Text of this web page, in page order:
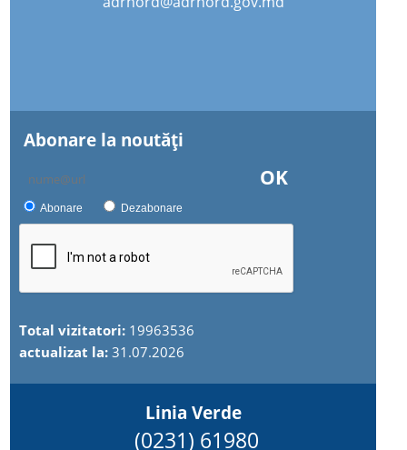
Abonare la noutăţi
OK
Abonare Dezabonare
Total vizitatori: 19963536
actualizat la:31.07.2026
Linia Verde
(0231) 61980